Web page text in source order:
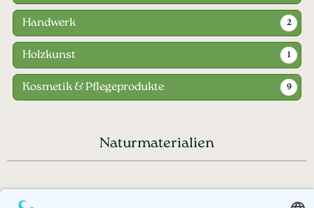
Handwerk 2
Holzkunst 1
Kosmetik & Pflegeprodukte 9
Naturmaterialien